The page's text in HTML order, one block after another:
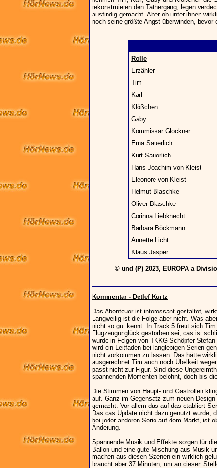
rekonstruieren den Tathergang, legen
ausfindig gemacht. Aber ob unter ihnen
noch seine größte Angst überwinden,
Rolle
Erzähler
Tim
Karl
Klößchen
Gaby
Kommissar Glockner
Erna Sauerlich
Kurt Sauerlich
Hans-Joachim von Kleist
Eleonore von Kleist
Helmut Blaschke
Oliver Blaschke
Corinna Liebknecht
Barbara Böckmann
Annette Licht
Klaus Jasper
© und (P) 2023, EUROPA a
Kommentar - Detlef Kurtz
Das Abenteuer ist interessant gestaltet,
Langweilig ist die Folge aber nicht. Was
nicht so gut kennt. In Track 5 freut sich
Flugzeugunglück gestorben sei, das ist
wurde in Folgen von TKKG-Schöpfer
wird ein Leitfaden bei langlebigen Serien
nicht vorkommen zu lassen. Das hätte
ausgerechnet Tim auch noch Übelkeit
passt nicht zur Figur. Sind diese
spannenden Momenten belohnt, doch bis
Die Stimmen von Haupt- und Gastrollen
auf. Ganz im Gegensatz zum neuen
gemacht. Vor allem das auf das etabliert
Das das Update nicht dazu genutzt wurde,
bei jeder anderen Serie auf dem Markt, ist
Änderung.
Spannende Musik und Effekte sorgen für
Ballon und eine gute Mischung aus Musik
machen aus diesen Szenen ein wirklich
braucht aber 37 Minuten, um an diesen